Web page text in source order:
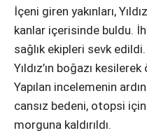
İçeni giren yakınları,
kanlar içerisinde buldu.
sağlık ekipleri sevk
Yıldız’ın boğazı
Yapılan incelemenin
cansız bedeni, otopsi
morguna kaldırıldı.